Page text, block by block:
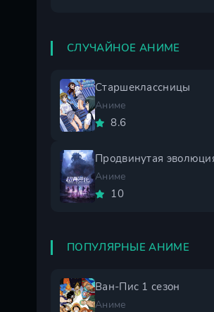
СЛУЧАЙНОЕ АНИМЕ
Старшеклассницы
Аниме
8.6
Продвинутая
Аниме
10
ПОПУЛЯРНЫЕ АНИМЕ
Ван-Пис 1 сезон
Аниме